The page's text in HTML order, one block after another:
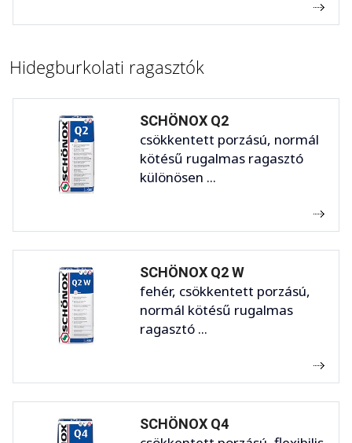
Hidegburkolati ragasztók
SCHÖNOX Q2
csökkentett porzású, normál
kötésű rugalmas ragasztó
különösen ...
SCHÖNOX Q2 W
fehér, csökkentett porzású,
normál kötésű rugalmas
ragasztó ...
SCHÖNOX Q4